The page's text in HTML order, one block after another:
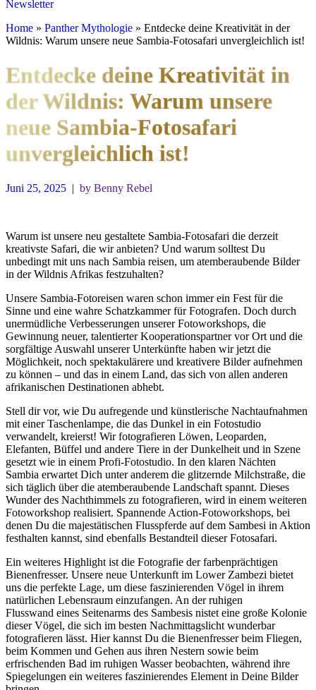
Newsletter
Home » Panther Mythologie » Entdecke deine Kreativität in der
Wildnis: Warum unsere neue Sambia-Fotosafari unvergleichlich ist!
Entdecke deine Kreativität in
der Wildnis: Warum unsere
neue Sambia-Fotosafari
unvergleichlich ist!
Juni 25, 2025 | by Benny Rebel
Warum ist unsere neu gestaltete Sambia-Fotosafari die derzeit
kreativste Safari, die wir anbieten? Und warum solltest Du
unbedingt mit uns nach Sambia reisen, um atemberaubende Bilder
in der Wildnis Afrikas festzuhalten?
Unsere Sambia-Fotoreisen waren schon immer ein Fest für die
Sinne und eine wahre Schatzkammer für Fotografen. Doch durch
unermüdliche Verbesserungen unserer Fotoworkshops, die
Gewinnung neuer, talentierter Kooperationspartner vor Ort und die
sorgfältige Auswahl unserer Unterkünfte haben wir jetzt die
Möglichkeit, noch spektakulärere und kreativere Bilder aufnehmen
zu können – und das in einem Land, das sich von allen anderen
afrikanischen Destinationen abhebt.
Stell dir vor, wie Du aufregende und künstlerische Nachtaufnahmen
mit einer Taschenlampe, die das Dunkel in ein Fotostudio
verwandelt, kreierst! Wir fotografieren Löwen, Leoparden,
Elefanten, Büffel und andere Tiere in der Dunkelheit und in Szene
gesetzt wie in einem Profi-Fotostudio. In den klaren Nächten
Sambia erwartet Dich unter anderem die glitzernde Milchstraße, die
sich täglich über die atemberaubende Landschaft spannt. Dieses
Wunder des Nachthimmels zu fotografieren, wird in einem weiteren
Fotoworkshop realisiert. Spannende Action-Fotoworkshops, bei
denen Du die majestätischen Flusspferde auf dem Sambesi in Aktion
festhalten kannst, sind ebenfalls Bestandteil dieser Fotosafari.
Ein weiteres Highlight ist die Fotografie der farbenprächtigen
Bienenfresser. Unsere neue Unterkunft im Lower Zambezi bietet
uns die perfekte Lage, um diese faszinierenden Vögel in ihrem
natürlichen Lebensraum einzufangen. An der ruhigen
Flusswand eines Seitenarms des Sambesis nistet eine große Kolonie
dieser Vögel, die sich im besten Nachmittagslicht wunderbar
fotografieren lässt. Hier kannst Du die Bienenfresser beim Fliegen,
beim Kommen und Gehen aus ihren Nestern sowie beim
erfrischenden Bad im ruhigen Wasser beobachten, während ihre
Spiegelungen ein weiteres faszinierendes Element in Deine Bilder